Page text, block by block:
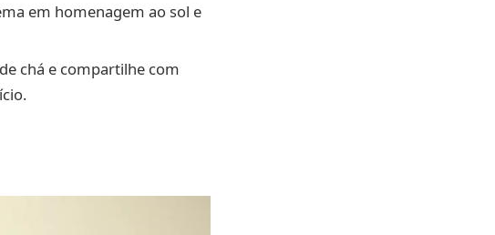
em homenagem ao sol e
chá e compartilhe com